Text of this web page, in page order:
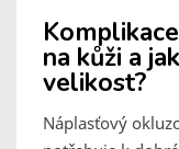
na kůži a
velikost?
Náplasťový